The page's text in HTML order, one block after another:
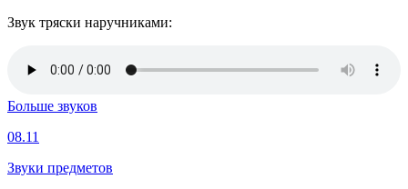
Звук тряски наручниками:
Больше звуков
08.11
Звуки предметов